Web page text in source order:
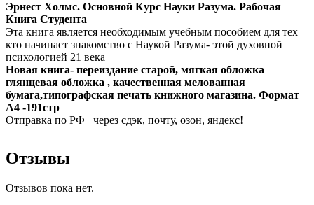
Эрнест Холмс. Основной Курс Науки Разума. Рабочая
Книга Студента
Эта книга является необходимым учебным пособием для тех
кто начинает знакомство с Наукой Разума- этой духовной
психологией 21 века
Новая книга- переиздание старой, мягкая обложка
глянцевая обложка , качественная мелованная
бумага,типографская печать книжного магазина. Формат
A4 -191стр
Отправка по РФ через сдэк, почту, озон, яндекс!
Отзывы
Отзывов пока нет.